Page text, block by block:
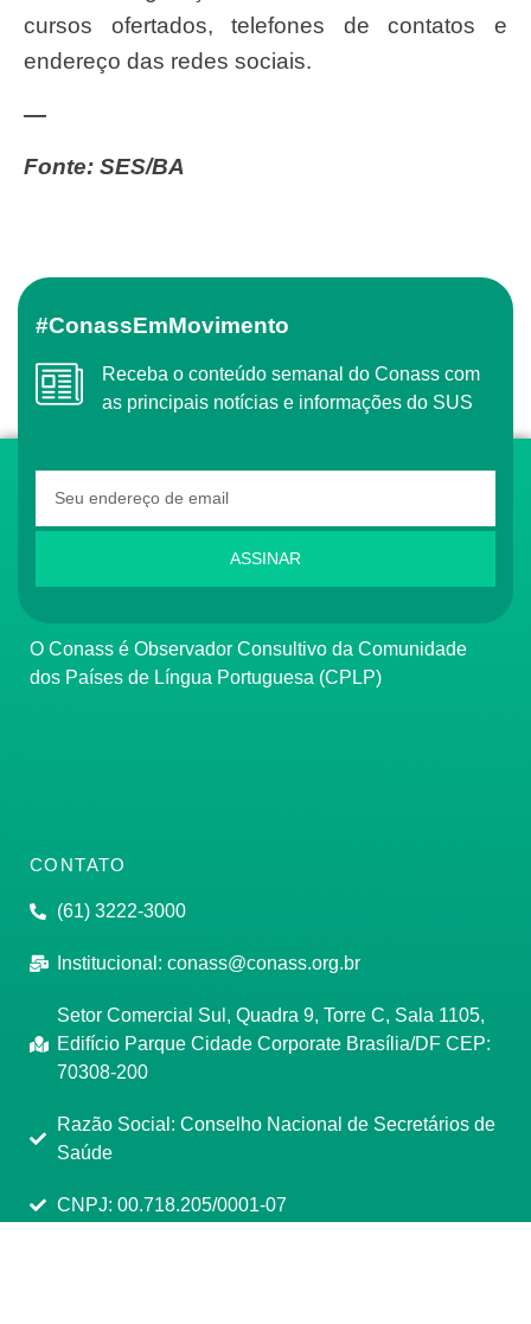
cursos ofertados, telefones de contatos e
endereço das redes sociais.
—
Fonte: SES/BA
#ConassEmMovimento
Receba o conteúdo semanal do Conass com
as principais notícias e informações do SUS
ASSINAR
O Conass é Observador Consultivo da Comunidade
dos Países de Língua Portuguesa (CPLP)
CONTATO
(61) 3222-3000
Institucional: conass@conass.org.br
Setor Comercial Sul, Quadra 9, Torre C, Sala 1105,
Edifício Parque Cidade Corporate Brasília/DF CEP:
70308-200
Razão Social: Conselho Nacional de Secretários de
Saúde
CNPJ: 00.718.205/0001-07